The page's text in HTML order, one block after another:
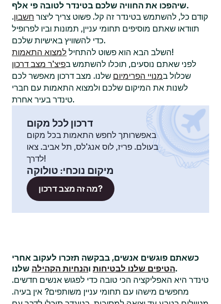
שיהפכו את החוויה שלכם בטינדר לטובה פי אלף.
קודם כל, להשתמש בטינדר זה קל. פשוט צריך ליצור חשבון.
תוודאו שאתם מוסיפים תחומי עניין, תמונות וביו לפרופיל
כדי להשוויץ באישיות שלכם.
השלב הבא הוא פשוט להתחיל למצוא התאמות
!
לפני שאתם נוסעים, תוכלו להשתמש בפיצ'ר מצב דרכון
שכלול במנויי הפרימיום שלנו. מצב דרכון מאפשר לכם
לשנות את המיקום שלכם ולמצוא התאמות עם חברי
טינדר בעיר אחרת.
דרכון לכל מקום
באפשרותך לחפש התאמות בכל מקום
בעולם. פריז, לוס אנג'לס, תל אביב. צאו
לדרך!
מיקום נוכחי: טולוקה
מה זה מצב דרכון?
כשאתם פוגשים אנשים, בבקשה תזכרו לעקוב אחרי
הטיפים שלנו לבטיחות והנחיות הקהילה
שלנו.
טינדר היא האפליקציה הכי טובה כדי לפגוש אנשים חדשים.
מחפשים מישהו עם תחומי עניין משותפים? אין בעיה.